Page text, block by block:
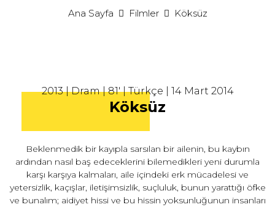
Ana Sayfa Filmler Köksüz
2013 | Dram | 81' | Türkçe | 14 Mart 2014
Köksüz
Beklenmedik bir kayıpla sarsılan bir ailenin, bu kaybın
ardından nasıl baş edeceklerini bilemedikleri yeni durumla
karşı karşıya kalmaları, aile içindeki erk mücadelesi ve
yetersizlik, kaçışlar, iletişimsizlik, suçluluk, bunun yarattığı öfke
ve bunalım; aidiyet hissi ve bu hissin yoksunluğunun insanları